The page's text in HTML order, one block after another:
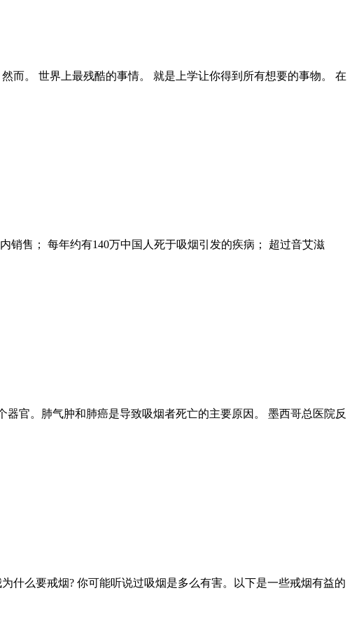
而。 世界上最残酷的事情。 就是上学让你得到所有想要的事物。 在
销售； 每年约有140万中国人死于吸烟引发的疾病； 超过音艾滋
官。肺气肿和肺癌是导致吸烟者死亡的主要原因。 墨西哥总医院反
什么要戒烟? 你可能听说过吸烟是多么有害。以下是一些戒烟有益的